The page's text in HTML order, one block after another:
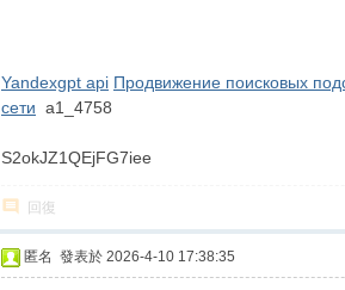
Yandexgpt api Продвижение поисковых
сети a1_4758
S2okJZ1QEjFG7iee
回復
匿名 發表於 2026-4-10 17:38:35